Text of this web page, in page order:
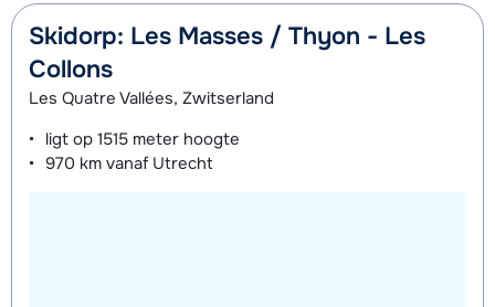
Skidorp: Les Masses / Thyon - Les
Collons
Les Quatre Vallées, Zwitserland
ligt op 1515 meter hoogte
970 km vanaf Utrecht